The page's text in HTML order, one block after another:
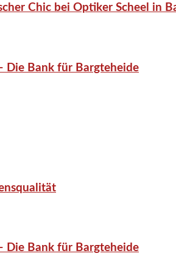
Chic bei Optiker Scheel in
Die Bank für Bargteheide
Die Bank für Bargteheide